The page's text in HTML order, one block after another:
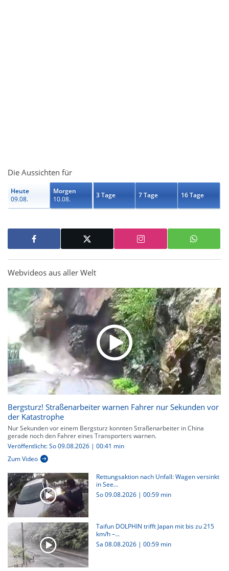
Die Aussichten für
Heute
09.08.
Morgen
10.08.
3 Tage 7 Tage 16 Tage
Webvideos aus aller Welt
Bergsturz! Straßenarbeiter warnen Fahrer nur Sekunden vor
der Katastrophe
Nur Sekunden vor einem Bergsturz konnten Straßenarbeiter in China
gerade noch den Fahrer eines Transporters warnen.
Veröffentlicht: So 09.08.2026 | 00:41 min
Zum Video
Rettungsaktion nach Unfall: Wagen versinkt
in See...
So 09.08.2026 | 00:59 min
Taifun DOLPHIN trifft Japan mit bis zu 215
km/h –...
Sa 08.08.2026 | 00:59 min